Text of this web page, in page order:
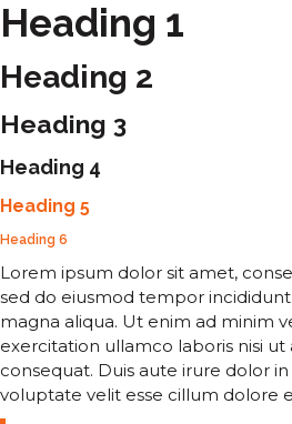
Heading 1
Heading 2
Heading 3
Heading 4
Heading 5
Heading 6
Lorem ipsum dolor sit amet,
sed do eiusmod tempor
magna aliqua. Ut enim ad minim
exercitation ullamco laboris nisi
consequat. Duis aute irure dolor
voluptate velit esse cillum dolore